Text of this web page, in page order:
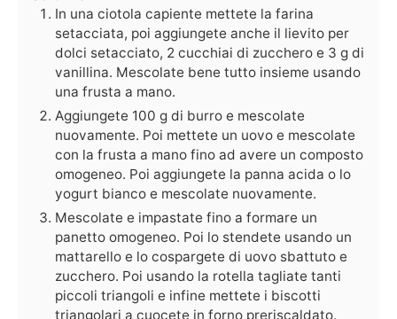
In una ciotola capiente mettete la farina
setacciata, poi aggiungete anche il lievito per
dolci setacciato, 2 cucchiai di zucchero e 3 g di
vanillina. Mescolate bene tutto insieme usando
una frusta a mano.
Aggiungete 100 g di burro e mescolate
nuovamente. Poi mettete un uovo e mescolate
con la frusta a mano fino ad avere un composto
omogeneo. Poi aggiungete la panna acida o lo
yogurt bianco e mescolate nuovamente.
Mescolate e impastate fino a formare un
panetto omogeneo. Poi lo stendete usando un
mattarello e lo cospargete di uovo sbattuto e
zucchero. Poi usando la rotella tagliate tanti
piccoli triangoli e infine mettete i biscotti
triangolari a cuocete in forno preriscaldato.